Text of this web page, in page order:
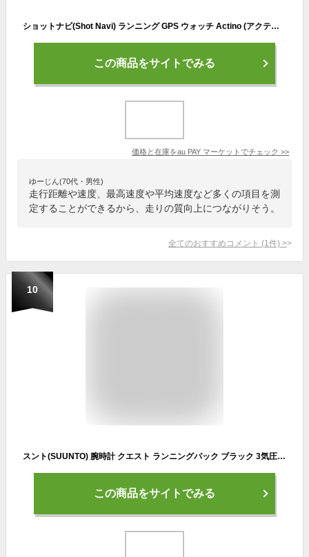
ショットナビ(Shot Navi) ランニング GPS ウォッチ Actino (アクティノ) WT(未使用品)
この商品をサイトでみる
価格と在庫をau PAY マーケット でチェック >>
ゆーじん(70代・男性)
走行距離や速度、最高速度や平均速度など多くの項目を測
定することができるから、走りの質向上につながりそう。
全てのおすすめコメント (1 件) >
10
スント(SUUNTO) 腕時計 クエスト ランニングパック ブラック 3気圧防水 心拍/速度/距離計測 [日本正規品 メーカー保証2年] SS018156000
この商品をサイトでみる